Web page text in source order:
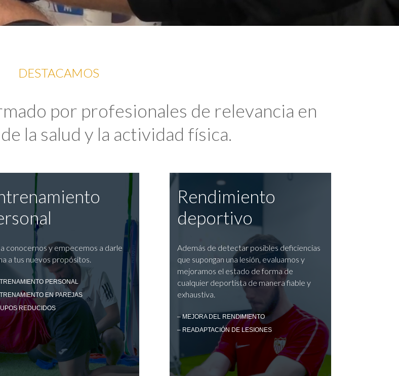
DESTACAMOS
por profesionales de relevancia en
la salud y la actividad física.
conocernos y empecemos a darle
a tus nuevos propósitos.
PERSONAL
EN PAREJAS
REDUCIDOS
Rendimiento
deportivo
Además de detectar posibles deficiencias
que supongan una lesión, evaluamos y
mejoramos el estado de forma de
cualquier deportista de manera fiable y
exhaustiva.
– MEJORA DEL RENDIMIENTO
– READAPTACIÓN DE LESIONES